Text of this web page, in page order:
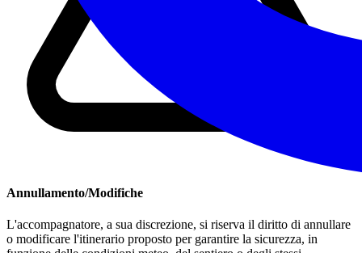
Annullamento/Modifiche
L'accompagnatore, a sua discrezione, si riserva il diritto di annullare
o modificare l'itinerario proposto per garantire la sicurezza, in